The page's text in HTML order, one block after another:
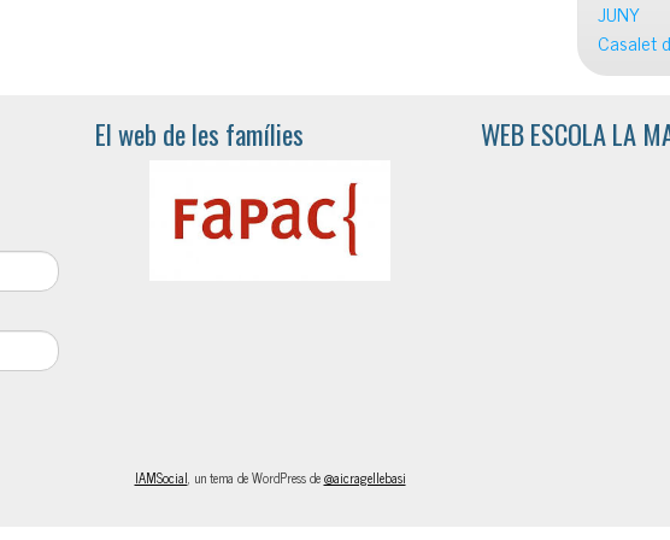
JUNY
Casalet
El web de les famílies WEB ESCOLA LA
IAMSocial, un tema de WordPress de@aicragellebasi